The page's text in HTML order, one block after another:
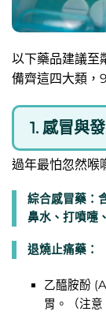
以下藥品建議至
備齊這四大類，
1. 感冒與
過年最怕忽然喉
綜合感冒藥：
鼻水、打噴嚏
退燒止痛藥：
乙醯胺酚
胃。（注